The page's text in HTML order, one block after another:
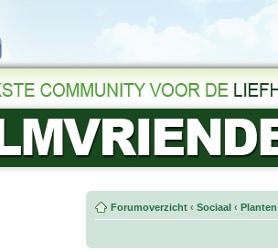
Forumoverzicht ‹ Sociaal ‹